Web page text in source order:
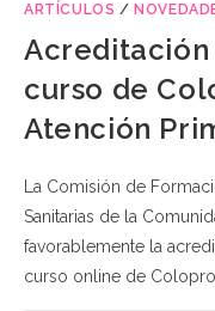
ARTÍCULOS /
curso de
Atención
La Comisión de
Sanitarias de la
favorablemente la
curso online de